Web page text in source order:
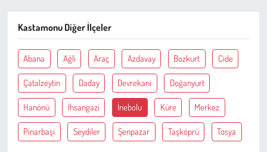
Kastamonu Diğer İlçeler
Abana Ağli Araç Azdavay Bozkurt Cide
Çatalzeytin Daday Devrekani Doğanyurt
Hanönü İhsangazi İnebolu Küre Merkez
Pinarbaşi Seydiler Şenpazar Taşköprü Tosya
Galeri
Günün İçinden
Vefat İlanları
Tarih